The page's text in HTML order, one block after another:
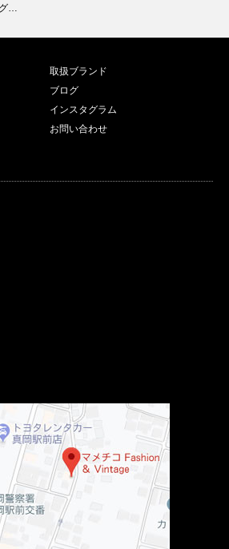
取扱ブランド
ブログ
インスタグラム
お問い合わせ